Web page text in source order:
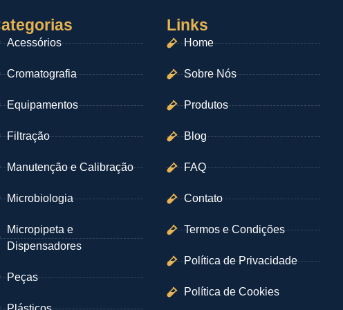
Acessórios
Cromatografia
Equipamentos
Filtração
Manutenção e Calibração
Microbiologia
Micropipeta e
Dispensadores
Peças
Links
Home
Sobre Nós
Produtos
Blog
FAQ
Contato
Termos e Condições
Política de Privacidade
Política de Cookies